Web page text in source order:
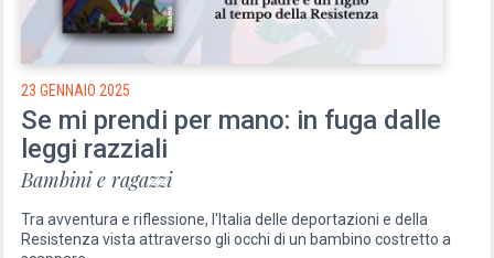
23 GENNAIO 2025
Se mi prendi per mano: in fuga dalle
leggi razziali
Bambini e ragazzi
Tra avventura e riflessione, l'Italia delle deportazioni e della
Resistenza vista attraverso gli occhi di un bambino costretto a